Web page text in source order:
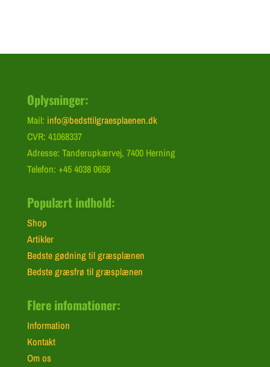
Oplysninger:
Mail: info@bedsttilgraesplaenen.dk
CVR: 41068337
Adresse: Tanderupkærvej, 7400 Herning
Telefon: +45 4038 0658
Populært indhold:
Shop
Artikler
Bedste gødning til græsplænen
Bedste græsfrø til græsplænen
Flere infomationer:
Information
Kontakt
Om os